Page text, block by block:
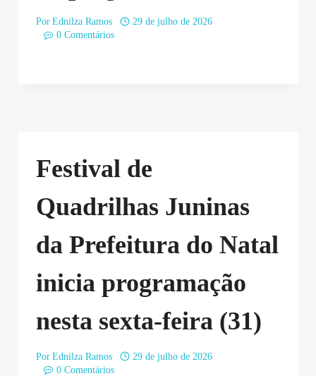
Por Ednilza Ramos
29 de julho de 2026
0 Comentários
Festival de
Quadrilhas Juninas
da Prefeitura do Natal
inicia programação
nesta sexta-feira (31)
Por Ednilza Ramos
29 de julho de 2026
0 Comentários